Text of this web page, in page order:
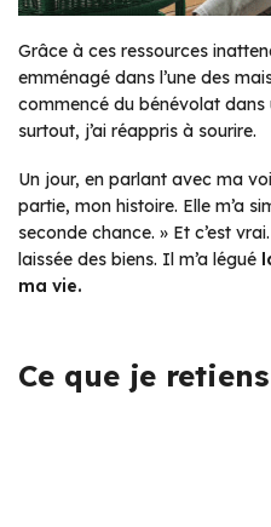
Grâce à ces ressources
emménagé dans l’une des
commencé du bénévolat
surtout, j’ai réappris à sourire.
Un jour, en parlant avec ma
partie, mon histoire. Elle m’a
seconde chance. » Et c’est
laissée des biens. Il m’a légué
ma vie.
Ce que je